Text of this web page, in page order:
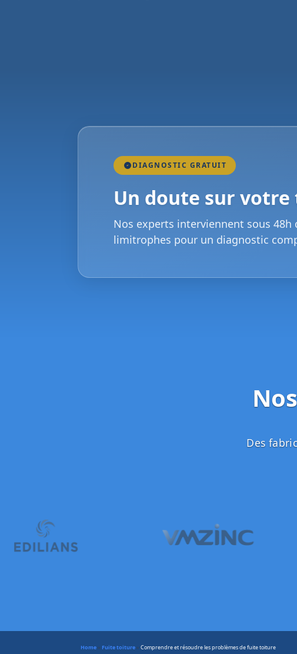
DIAGNOSTIC GRATUIT
Un doute sur
Nos experts interviennent sous
limitrophes pour un diagnostic
Des
Home » Fuite toiture » Comprendre et résoudre les problèmes de fuite toiture